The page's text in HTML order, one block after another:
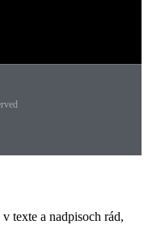
texte a nadpisoch rád,